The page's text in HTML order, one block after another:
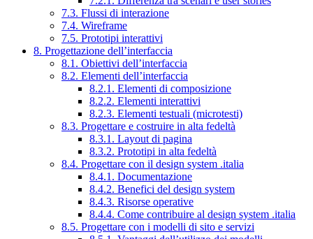
7.3. Flussi di interazione
7.4. Wireframe
7.5. Prototipi interattivi
8. Progettazione dell’interfaccia
8.1. Obiettivi dell’interfaccia
8.2. Elementi dell’interfaccia
8.2.1. Elementi di composizione
8.2.2. Elementi interattivi
8.2.3. Elementi testuali (microtesti)
8.3. Progettare e costruire in alta fedeltà
8.3.1. Layout di pagina
8.3.2. Prototipi in alta fedeltà
8.4. Progettare con il design system .italia
8.4.1. Documentazione
8.4.2. Benefici del design system
8.4.3. Risorse operative
8.4.4. Come contribuire al design system .italia
8.5. Progettare con i modelli di sito e servizi